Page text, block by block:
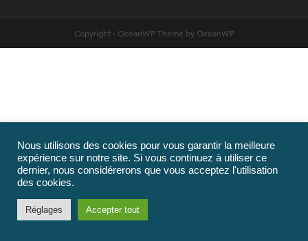
Copyright - OceanWP Theme by OceanWP
Nous utilisons des cookies pour vous garantir la meilleure
expérience sur notre site. Si vous continuez à utiliser ce
dernier, nous considérerons que vous acceptez l'utilisation
des cookies.
Réglages Accepter tout